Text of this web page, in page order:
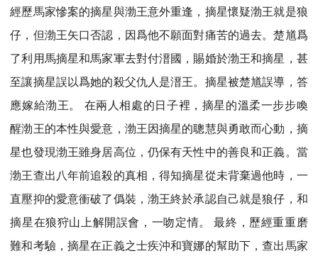
經歷馬家慘案的摘星與渤王意外重逢，摘星懷疑渤王就是狼
仔，但渤王矢口否認，因爲他不願面對痛苦的過去。楚馗爲
了利用馬摘星和馬家軍去對付溍國，賜婚於渤王和摘星，甚
至讓摘星誤以爲她的殺父仇人是溍王。摘星被楚馗誤導，答
應嫁給渤王。 在兩人相處的日子裡，摘星的溫柔一步步喚
醒渤王的本性與愛意，渤王因摘星的聰慧與勇敢而心動，摘
星也發現渤王雖身居高位，仍保有天性中的善良和正義。當
渤王查出八年前追殺的真相，得知摘星從未背棄過他時，一
直壓抑的愛意衝破了僞裝，渤王終於承認自己就是狼仔，和
摘星在狼狩山上解開誤會，一吻定情。 最終，歷經重重磨
難和考驗，摘星在正義之士疾沖和寶娜的幫助下，查出馬家